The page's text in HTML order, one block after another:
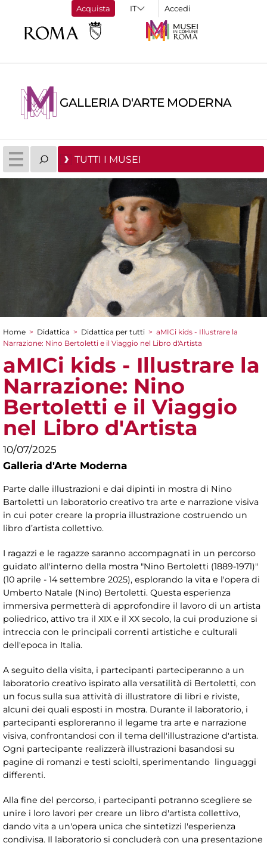
Acquista Accedi
GALLERIA D'ARTE MODERNA
TUTTI I MUSEI
Tu sei qui
Home > Didattica > Didattica per tutti > aMICi kids - Illustrare la
Narrazione: Nino Bertoletti e il Viaggio nel Libro d'Artista
aMICi kids - Illustrare la
Narrazione: Nino
Bertoletti e il Viaggio
nel Libro d'Artista
10/07/2025
Galleria d'Arte Moderna
Parte dalle illustrazioni e dai dipinti in mostra di Nino
Bartoletti un laboratorio creativo tra arte e narrazione visiva
in cui poter creare la propria illustrazione costruendo un
libro d’artista collettivo.
I ragazzi e le ragazze saranno accompagnati in un percorso
guidato all'interno della mostra "Nino Bertoletti (1889-1971)"
(10 aprile - 14 settembre 2025), esplorando la vita e l'opera di
Umberto Natale (Nino) Bertoletti. Questa esperienza
immersiva permetterà di approfondire il lavoro di un artista
poliedrico, attivo tra il XIX e il XX secolo, la cui produzione si
intreccia con le principali correnti artistiche e culturali
dell'epoca in Italia.
A seguito della visita, i partecipanti parteciperanno a un
laboratorio creativo ispirato alla versatilità di Bertoletti, con
un focus sulla sua attività di illustratore di libri e riviste,
alcuni dei quali esposti in mostra. Durante il laboratorio, i
partecipanti esploreranno il legame tra arte e narrazione
visiva, confrontandosi con il tema dell'illustrazione d'artista.
Ogni partecipante realizzerà illustrazioni basandosi su
pagine di romanzi e testi sciolti, sperimentando linguaggi
differenti.
Alla fine del percorso, i partecipanti potranno scegliere se
unire i loro lavori per creare un libro d'artista collettivo,
dando vita a un'opera unica che sintetizzi l'esperienza
condivisa. Il laboratorio si concluderà con una presentazione